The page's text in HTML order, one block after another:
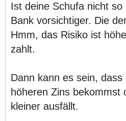
Ist deine Schufa nicht
Bank vorsichtiger. Die
Hmm, das Risiko ist
zahlt.
Dann kann es sein,
höheren Zins bekommst
kleiner ausfällt.